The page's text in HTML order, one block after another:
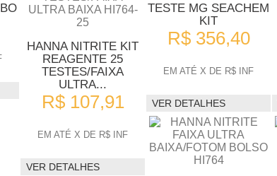
HANNA NITRITE KIT
REAGENTE 25
TESTES/FAIXA
ULTRA...
R$ 107,91
EM ATÉ X DE R$ INF
VER DETALHES
TESTE MG SEACHEM
KIT
R$ 356,40
EM ATÉ X DE R$ INF
VER DETALHES